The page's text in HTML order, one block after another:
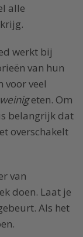
alle
werkt bij
van hun
voor veel
weinigeten. Om
belangrijk dat
overschakelt
van
doen. Laat je
Als het